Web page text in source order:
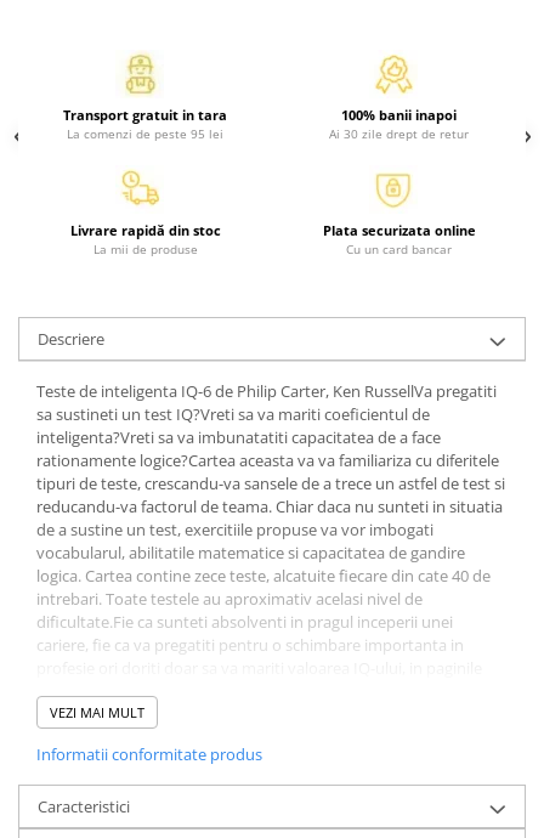
Povesti si povestiri
Dictionare si enciclopedii
Dictionare de limba romana
Dictionare tematice
Enciclopedii
Diete si alimentatie sanatoasa
Fitness si frumusete
Diverse
Diverse
Feng Shui
Medicina alternativa
Sa nu razi :((
Drept
Legislatie
Fictiune
Actiune si Aventura
Actiune,aventura
Clasici
Crime, Thriller, Mistery
Fantasy
Istorica
Transport gratuit in tara
La comenzi de peste 95 lei
100% banii inapoi
Ai 30 zile drept de retur
Livrare rapidă din stoc
La mii de produse
Plata securizata online
Cu un card bancar
Descriere
Teste de inteligenta IQ-6 de Philip Carter, Ken RussellVa pregatiti
sa sustineti un test IQ?Vreti sa va mariti coeficientul de
inteligenta?Vreti sa va imbunatatiti capacitatea de a face
rationamente logice?Cartea aceasta va va familiariza cu diferitele
tipuri de teste, crescandu-va sansele de a trece un astfel de test si
reducandu-va factorul de teama. Chiar daca nu sunteti in situatia
de a sustine un test, exercitiile propuse va vor imbogati
vocabularul, abilitatile matematice si capacitatea de gandire
logica. Cartea contine zece teste, alcatuite fiecare din cate 40 de
intrebari. Toate testele au aproximativ acelasi nivel de
dificultate.Fie ca sunteti absolventi in pragul inceperii unei
cariere, fie ca va pregatiti pentru o schimbare importanta in
acestei carti veti gasi intreaga practica de care aveti nevoie.Philip
Carter este un expert care elaboreaza mereu noi teste si puzzle-
titluri, printre care: seria Teste de inteligenta IQ-1 - IQ-5, Cartea
completa a testelor de inteligenta, Teste de inteligenta si
psihometrice, Teste IQ si de personalitate, Teste IQ si de abilitati,
Testati-va coeficientul cerebral BC, Testati-va EQ-ul.
VEZI MAI MULT
Informatii conformitate produs
Caracteristici